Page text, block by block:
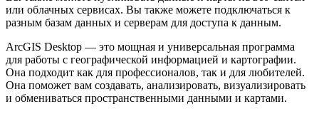
или облачных сервисах. Вы также можете подключаться к
разным базам данных и серверам для доступа к данным.
ArcGIS Desktop — это мощная и универсальная программа
для работы с географической информацией и картографии.
Она подходит как для профессионалов, так и для любителей.
Она поможет вам создавать, анализировать, визуализировать
и обмениваться пространственными данными и картами.